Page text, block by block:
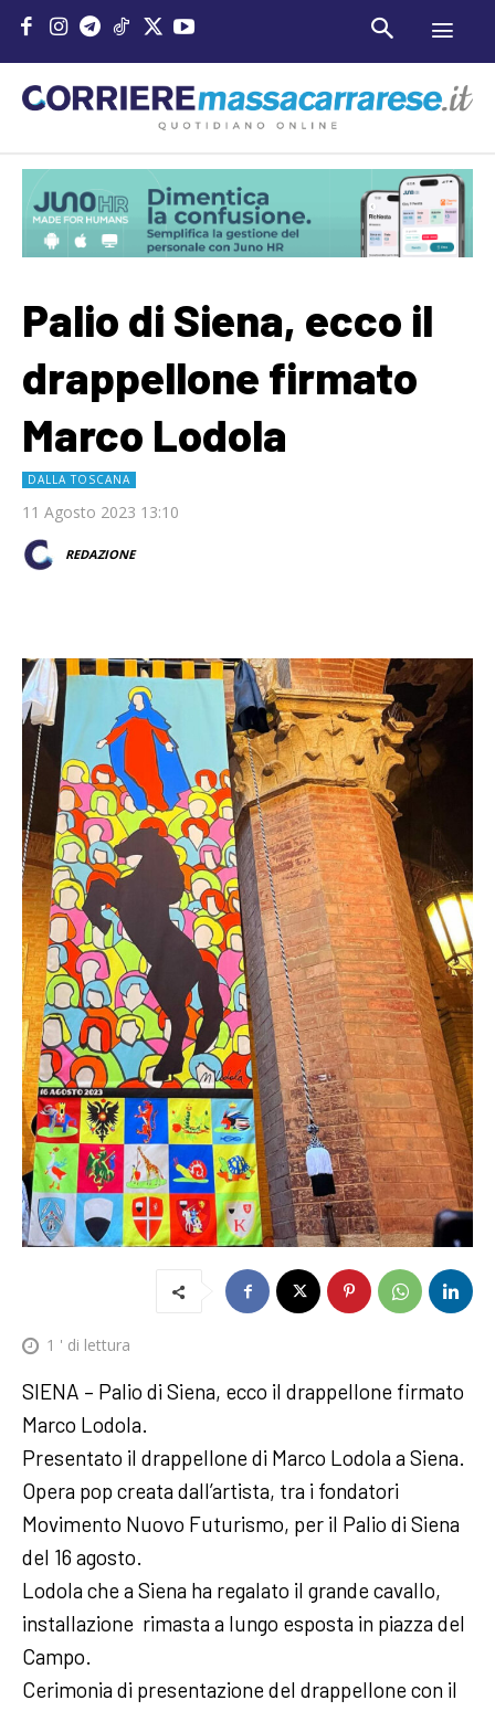
Palio di Siena, ecco il
drappellone firmato
Marco Lodola
DALLA TOSCANA
11 Agosto 2023 13:10
REDAZIONE
1 ' di lettura
SIENA – Palio di Siena, ecco il drappellone firmato
Marco Lodola.
Presentato il drappellone di Marco Lodola a Siena.
Opera pop creata dall’artista, tra i fondatori
Movimento Nuovo Futurismo, per il Palio di Siena
del 16 agosto.
Lodola che a Siena ha regalato il grande cavallo,
installazione rimasta a lungo esposta in piazza del
Campo.
Cerimonia di presentazione del drappellone con il